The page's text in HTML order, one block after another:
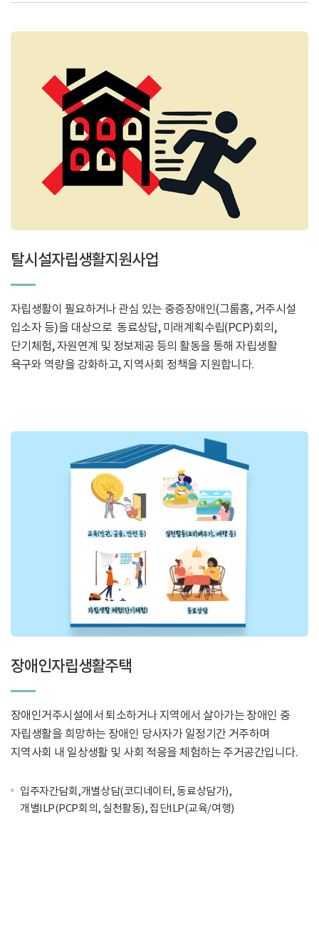
탈시설자립생활지원사업
자립생활이 필요하거나 관심 있는 중증장애인(그룹홈, 거주시설
입소자 등)을 대상으로 동료상담, 미래계획수립(PCP)회의,
단기체험, 자원연계 및 정보제공 등의 활동을 통해 자립생활
욕구와 역량을 강화하고, 지역사회 정책을 지원합니다.
장애인자립생활주택
장애인거주시설에서 퇴소하거나 지역에서 살아가는 장애인 중
자립생활을 희망하는 장애인 당사자가 일정기간 거주하며
지역사회 내 일상생활 및 사회 적응을 체험하는 주거공간입니다.
입주자간담회,개별상담(코디네이터, 동료상담가),
개별ILP(PCP회의, 실천활동), 집단ILP(교육/여행)